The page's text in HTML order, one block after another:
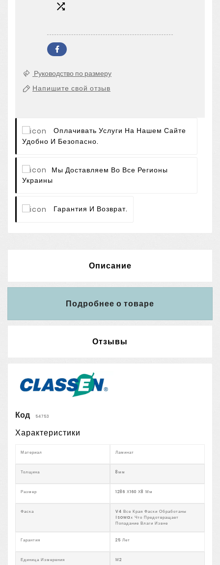

Руководство по размеру
Напишите свой отзыв
Оплачивать Услуги На Нашем Сайте
Удобно И Безопасно.
Мы Доставляем Во Все Регионы
Украины
Гарантия И Возврат.
Описание
Подробнее о товаре
Отзывы
Код 54753
Характеристики
Материал Ламинат
Толщина 8мм
Размер 1286 Х160 Х8 Мм
Фаска
V4 Все Края Фаски Обработаны
Isowaх Что Предотвращает
Попадание Влаги Извне
Гарантия 25 Лет
Единица Измерения М2